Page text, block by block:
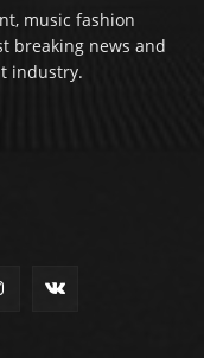
music fashion
breaking news and
industry.